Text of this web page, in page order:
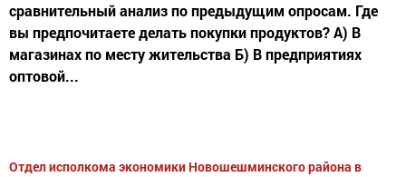
сравнительный анализ по предыдущим опросам. Где
вы предпочитаете делать покупки продуктов? А) В
магазинах по месту жительства Б) В предприятиях
оптовой...
Отдел исполкома экономики Новошешминского района в